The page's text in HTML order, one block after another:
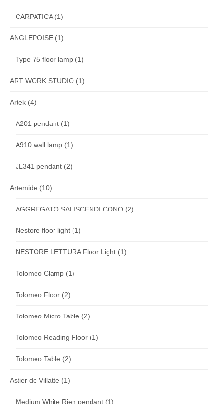
CARPATICA(1)
ANGLEPOISE (1)
Type 75 floor lamp (1)
ART WORK STUDIO (1)
Artek (4)
A201 pendant (1)
A910 wall lamp (1)
JL341 pendant (2)
Artemide (10)
AGGREGATO SALISCENDI CONO (2)
Nestore floor light (1)
NESTORE LETTURA Floor Light (1)
Tolomeo Clamp (1)
Tolomeo Floor (2)
Tolomeo Micro Table (2)
Tolomeo Reading Floor (1)
Tolomeo Table (2)
Astier de Villatte (1)
Medium White Rien pendant (1)